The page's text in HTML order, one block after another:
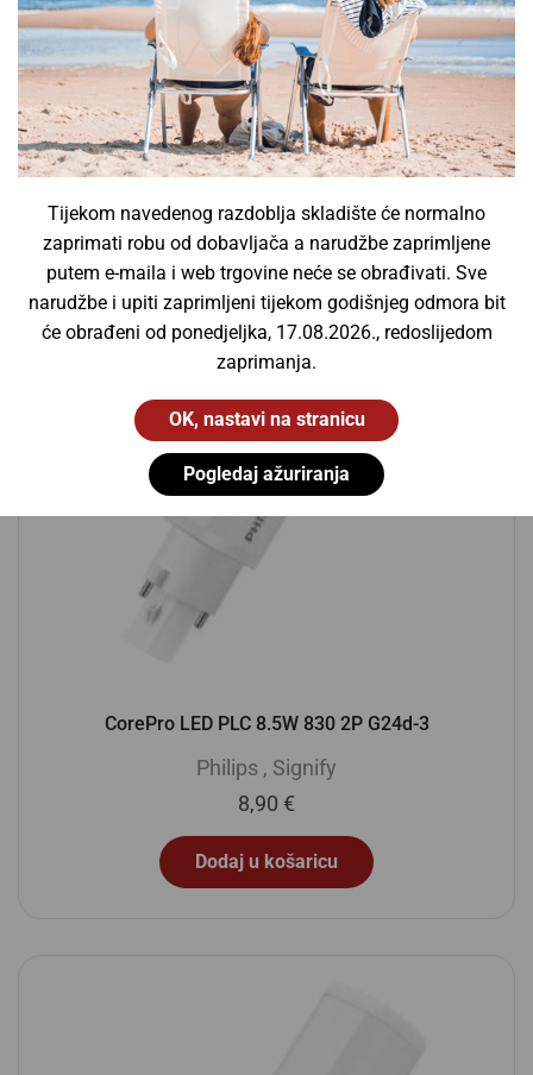
Tijekom navedenog razdoblja skladište će normalno
zaprimati robu od dobavljača a narudžbe zaprimljene
putem e-maila i web trgovine neće se obrađivati. Sve
narudžbe i upiti zaprimljeni tijekom godišnjeg odmora bit
će obrađeni od ponedjeljka, 17.08.2026., redoslijedom
zaprimanja.
OK, nastavi na stranicu
Pogledaj ažuriranja
Philips,Signify
8,90
€
Dodaj u košaricu
CorePro LED PLC 8.5W 830 2P G24d-3
Philips , Signify
8,90 €
Dodaj u košaricu